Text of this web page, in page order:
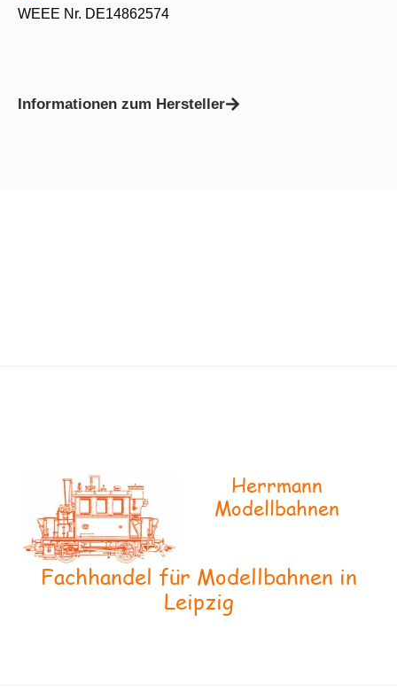
WEEE Nr. DE14862574
Informationen zum Hersteller
Herrmann
Modellbahnen
Fachhandel für Modellbahnen in
Leipzig